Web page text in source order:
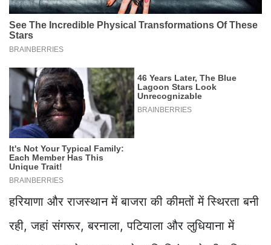
हरियाणा और राजस्थान में बाजरा की कीमतों में स्थिरता बनी
रही, जहां संगरूर, बरनाला, पटियाला और लुधियाना में